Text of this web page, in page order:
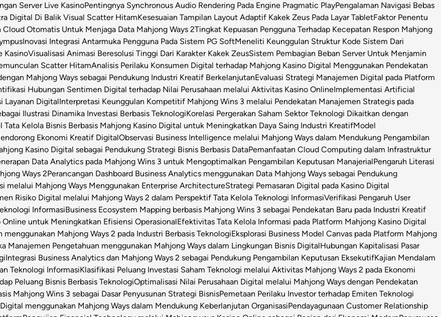
Server Live KasinoPentingnya Synchronous Audio Rendering Pada Engine Pragmatic PlayPengalaman Navigasi Bebas
Digital Di Balik Visual Scatter HitamKesesuaian Tampilan Layout Adaptif Kakek Zeus Pada Layar TabletFaktor Penentu
Cloud Otomatis Untuk Menjaga Data Mahjong Ways 2Tingkat Kepuasan Pengguna Terhadap Kecepatan Respon Mahjong
Inovasi Integrasi Antarmuka Pengguna Pada Sistem PG SoftMeneliti Keunggulan Struktur Kode Sistem Dari
KasinoVisualisasi Animasi Beresolusi Tinggi Dari Karakter Kakek ZeusSistem Pembagian Beban Server Untuk Menjamin
Scatter HitamAnalisis Perilaku Konsumen Digital terhadap Mahjong Kasino Digital Menggunakan Pendekatan
Mahjong Ways sebagai Pendukung Industri Kreatif BerkelanjutanEvaluasi Strategi Manajemen Digital pada Platform
Hubungan Sentimen Digital terhadap Nilai Perusahaan melalui Aktivitas Kasino OnlineImplementasi Artificial
Layanan DigitalInterpretasi Keunggulan Kompetitif Mahjong Wins 3 melalui Pendekatan Manajemen Strategis pada
Ilustrasi Dinamika Investasi Berbasis TeknologiKorelasi Pergerakan Saham Sektor Teknologi Dikaitkan dengan
Tata Kelola Bisnis Berbasis Mahjong Kasino Digital untuk Meningkatkan Daya Saing Industri KreatifModel
Ekonomi Kreatif DigitalObservasi Business Intelligence melalui Mahjong Ways dalam Mendukung Pengambilan
Kasino Digital sebagai Pendukung Strategi Bisnis Berbasis DataPemanfaatan Cloud Computing dalam Infrastruktur
Data Analytics pada Mahjong Wins 3 untuk Mengoptimalkan Pengambilan Keputusan ManajerialPengaruh Literasi
Ways 2Perancangan Dashboard Business Analytics menggunakan Data Mahjong Ways sebagai Pendukung
melalui Mahjong Ways Menggunakan Enterprise ArchitectureStrategi Pemasaran Digital pada Kasino Digital
Risiko Digital melalui Mahjong Ways 2 dalam Perspektif Tata Kelola Teknologi InformasiVerifikasi Pengaruh User
InformasiBusiness Ecosystem Mapping berbasis Mahjong Wins 3 sebagai Pendekatan Baru pada Industri Kreatif
untuk Meningkatkan Efisiensi OperasionalEfektivitas Tata Kelola Informasi pada Platform Mahjong Kasino Digital
Mahjong Ways 2 pada Industri Berbasis TeknologiEksplorasi Business Model Canvas pada Platform Mahjong
Manajemen Pengetahuan menggunakan Mahjong Ways dalam Lingkungan Bisnis DigitalHubungan Kapitalisasi Pasar
Integrasi Business Analytics dan Mahjong Ways 2 sebagai Pendukung Pengambilan Keputusan EksekutifKajian Mendalam
Teknologi InformasiKlasifikasi Peluang Investasi Saham Teknologi melalui Aktivitas Mahjong Ways 2 pada Ekonomi
Peluang Bisnis Berbasis TeknologiOptimalisasi Nilai Perusahaan Digital melalui Mahjong Ways dengan Pendekatan
Mahjong Wins 3 sebagai Dasar Penyusunan Strategi BisnisPemetaan Perilaku Investor terhadap Emiten Teknologi
menggunakan Mahjong Ways dalam Mendukung Keberlanjutan OrganisasiPendayagunaan Customer Relationship